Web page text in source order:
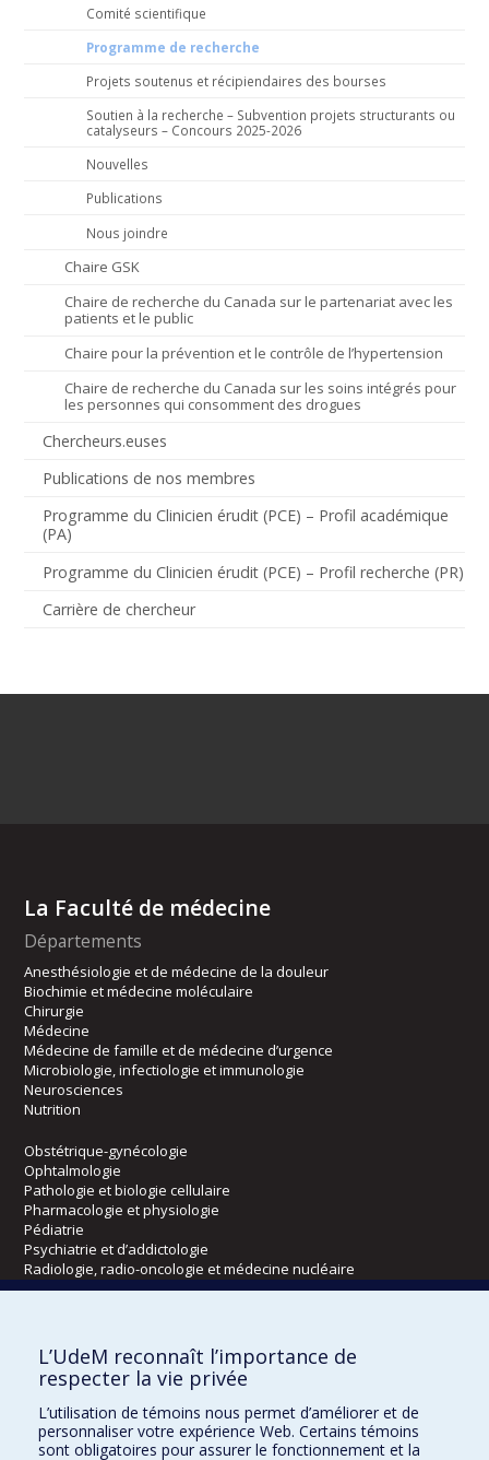
Comité scientifique
Programme de recherche
Projets soutenus et récipiendaires des bourses
Soutien à la recherche – Subvention projets structurants ou
catalyseurs – Concours 2025-2026
Nouvelles
Publications
Nous joindre
Chaire GSK
Chaire de recherche du Canada sur le partenariat avec les
patients et le public
Chaire pour la prévention et le contrôle de l’hypertension
Chaire de recherche du Canada sur les soins intégrés pour
les personnes qui consomment des drogues
Chercheurs.euses
Publications de nos membres
Programme du Clinicien érudit (PCE) – Profil académique
(PA)
Programme du Clinicien érudit (PCE) – Profil recherche (PR)
Carrière de chercheur
La Faculté de médecine
Départements
Anesthésiologie et de médecine de la douleur
Biochimie et médecine moléculaire
Chirurgie
Médecine
Médecine de famille et de médecine d’urgence
Microbiologie, infectiologie et immunologie
Neurosciences
Nutrition
Obstétrique-gynécologie
Ophtalmologie
Pathologie et biologie cellulaire
Pharmacologie et physiologie
Pédiatrie
Psychiatrie et d’addictologie
Radiologie, radio-oncologie et médecine nucléaire
Kinésiologie et des sciences de l’activité physique
Orthophonie et audiologie
Réadaptation
L’UdeM reconnaît l’importance de
respecter la vie privée
L’utilisation de témoins nous permet d’améliorer et de
personnaliser votre expérience Web. Certains témoins
sont obligatoires pour assurer le fonctionnement et la